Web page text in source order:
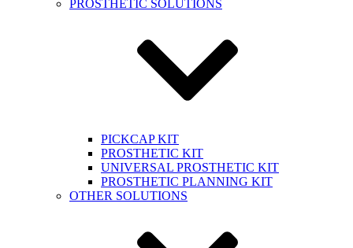
PROSTHETIC SOLUTIONS
PICKCAP KIT
PROSTHETIC KIT
UNIVERSAL PROSTHETIC KIT
PROSTHETIC PLANNING KIT
OTHER SOLUTIONS